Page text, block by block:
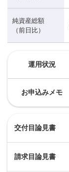
純資産総額
（前日比）
運用状況
お申込みメモ
交付目論見書
請求目論見書